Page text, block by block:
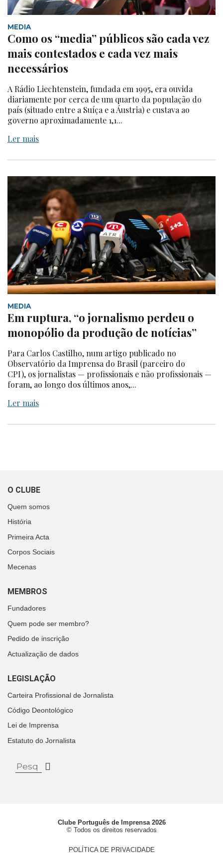
MEDIA
Como os “media” públicos são cada vez
mais contestados e cada vez mais
necessários
A Rádio Liechtenstein, fundada em 1995, era ouvida
diariamente por cerca de um quarto da população do
país (situado entre a Suíça e a Áustria) e custava ao
governo aproximadamente 1,1...
Ler mais
MEDIA
Em ruptura, “o jornalismo perdeu o
monopólio da produção de notícias”
Para Carlos Castilho, num artigo publicado no
Observatório da Imprensa do Brasil (parceiro do
CPI), os jornalistas — profissionais e não profissionais —
foram, ao longo dos últimos anos,...
Ler mais
O CLUBE
Quem somos
História
Primeira Acta
Corpos Sociais
Mecenas
MEMBROS
Fundadores
Quem pode ser membro?
Pedido de inscrição
Actualização de dados
LEGISLAÇÃO
Carteira Profissional de Jornalista
Código Deontológico
Lei de Imprensa
Estatuto do Jornalista
Clube Português de Imprensa 2026
© Todos os direitos reservados
POLÍTICA DE PRIVACIDADE